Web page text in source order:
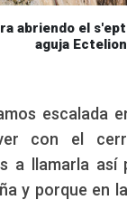
abriendo el
aguja Ectelion
escalada
con el
a llamarla
y porque en